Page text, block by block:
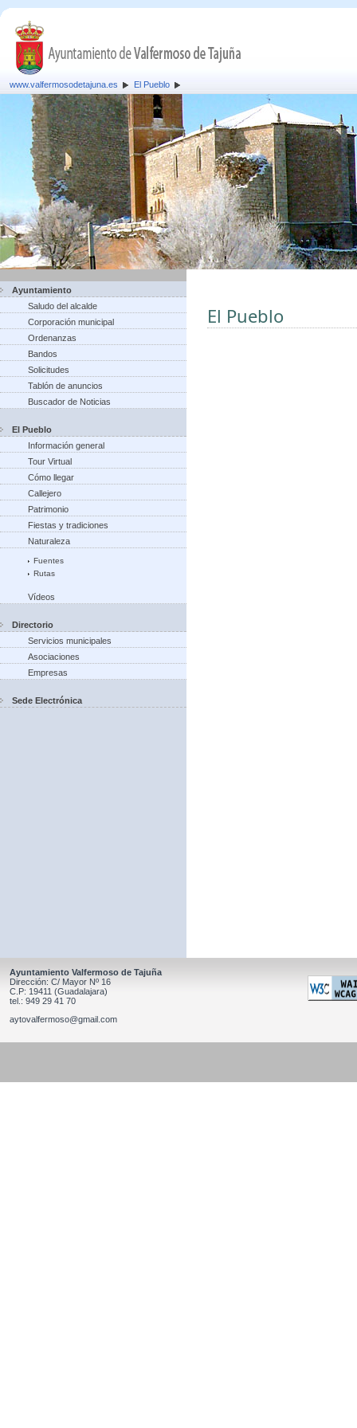
www.valfermosodetajuna.es El Pueblo
Ayuntamiento
Saludo del alcalde
Corporación municipal
Ordenanzas
Bandos
Solicitudes
Tablón de anuncios
Buscador de Noticias
El Pueblo
Información general
Tour Virtual
Cómo llegar
Callejero
Patrimonio
Fiestas y tradiciones
Naturaleza
Fuentes
Rutas
Vídeos
Directorio
Servicios municipales
Asociaciones
Empresas
Sede Electrónica
El Pueblo
Ayuntamiento Valfermoso de Tajuña
Dirección: C/ Mayor Nº 16
C.P: 19411 (Guadalajara)
tel.: 949 29 41 70
aytovalfermoso@gmail.com